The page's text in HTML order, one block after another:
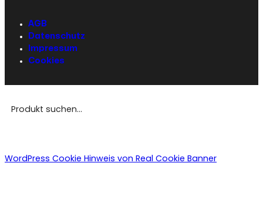
AGB
Datenschutz
Impressum
Cookies
WordPress Cookie Hinweis von Real Cookie Banner